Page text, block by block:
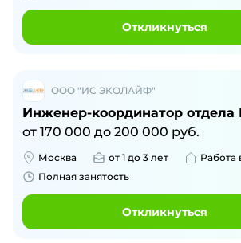
Откликнуться
ООО "ИС ЭКОЛАЙФ"
Инженер-координатор отдела
от 170 000 до 200 000 руб.
Москва от 1 до 3 лет
Работа
Полная занятость
Откликнуться